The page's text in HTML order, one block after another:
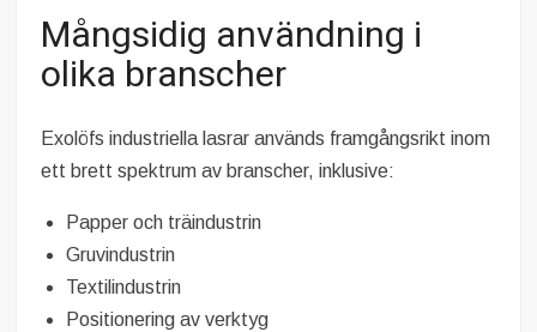
Mångsidig användning i
olika branscher
Exolöfs industriella lasrar används framgångsrikt inom
ett brett spektrum av branscher, inklusive:
Papper och träindustrin
Gruvindustrin
Textilindustrin
Positionering av verktyg